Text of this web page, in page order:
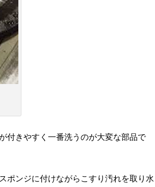
付きやすく一番洗うのが大変な部品で
ポンジに付けながらこすり汚れを取り水